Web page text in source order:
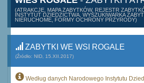
(ATRAKCJE, MAPA ZABYTKÓW, REJESTR
INSTYTUT DZIEDZICTWA, WYSZUKIWARKA
NIERUCHOME, FORMY OCHRONY PRZYRODY)
ZABYTKI WE WSI ROGALE
(Źródło: NID, 15.XII.2017)
Według danych Narodowego Instytutu